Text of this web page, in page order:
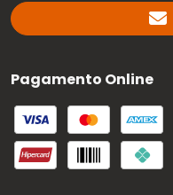
Pagamento Online